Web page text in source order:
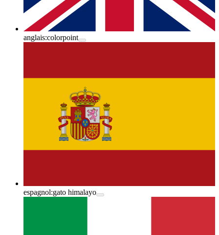
anglais:colorpoint
espagnol:gato himalayo